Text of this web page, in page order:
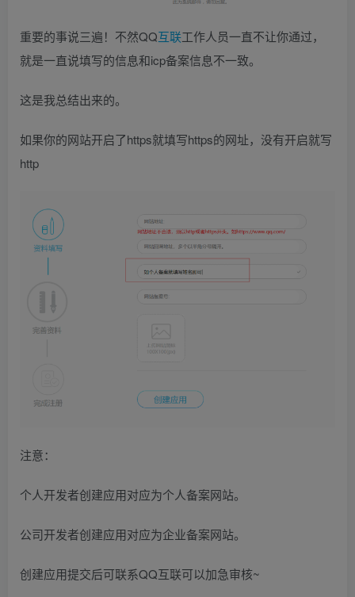
重要的事说三遍！不然QQ互联工作人员一直不让你通过，
就是一直说填写的信息和icp备案信息不一致。
这是我总结出来的。
如果你的网站开启了https就填写https的网址，没有开启就写
http
注意：
个人开发者创建应用对应为个人备案网站。
公司开发者创建应用对应为企业备案网站。
创建应用提交后可联系QQ互联可以加急审核~